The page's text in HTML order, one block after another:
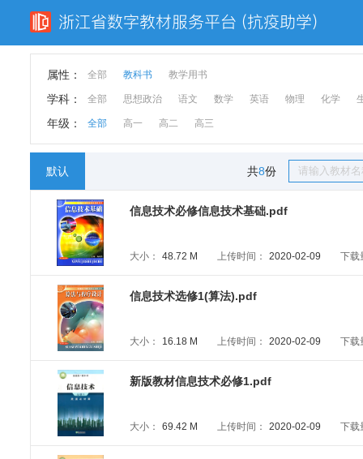
属性： 全部 教科书 教学用书
学科： 全部 思想政治 语文 数学 英语 物理 化学
年级： 全部 高一 高二 高三
默认 共8份
信息技术必修信息技术基础.pdf
大小： 48.72 M 上传时间： 2020-02-09 下载
信息技术选修1(算法).pdf
大小： 16.18 M 上传时间： 2020-02-09 下载
新版教材信息技术必修1.pdf
大小： 69.42 M 上传时间： 2020-02-09 下载